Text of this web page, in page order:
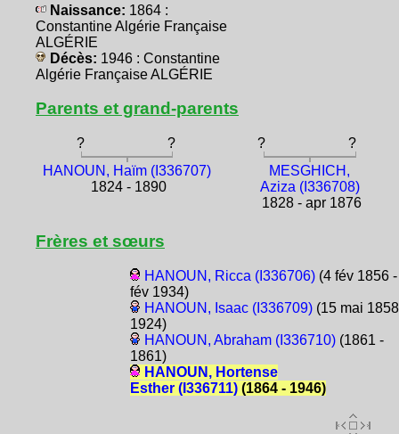
Naissance: 1864 :
Constantine Algérie Française
ALGÉRIE
Décès: 1946 : Constantine
Algérie Française ALGÉRIE
Parents et grand-parents
? ? ?
?
HANOUN, Haïm (I336707)
1824 - 1890
MESGHICH,
Aziza (I336708)
1828 - apr 1876
Frères et sœurs
HANOUN, Ricca (I336706)(4 fév 1856 -
fév 1934)
HANOUN, Isaac (I336709)(15 mai
1924)
HANOUN, Abraham (I336710)(1861 -
1861)
HANOUN, Hortense
Esther (I336711)(1864 - 1946)